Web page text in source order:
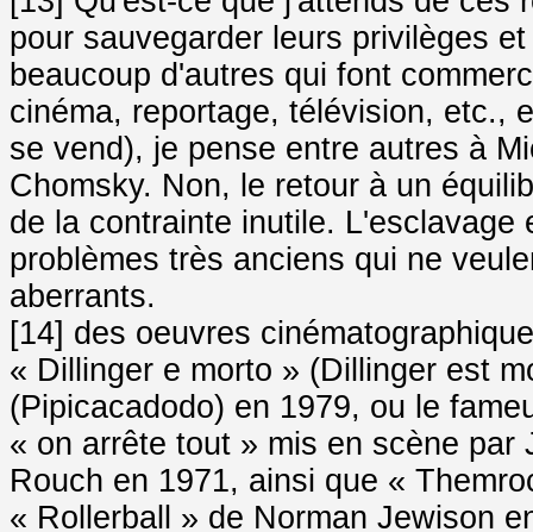
pour sauvegarder leurs privilèges
beaucoup d'autres qui font
cinéma, reportage, télévision, etc.,
se vend), je pense entre autres à
Chomsky. Non, le retour à un
de la contrainte inutile.
problèmes très anciens qui ne
aberrants.
[14] des oeuvres
« Dillinger e morto » (Dillinger est
(Pipicacadodo) en 1979, ou le
« on arrête tout » mis en scène
Rouch en 1971, ainsi que «
« Rollerball » de Norman Jewison